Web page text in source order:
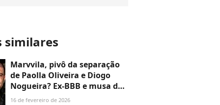
similares
Marvvila, pivô da separação
de Paolla Oliveira e Diogo
Nogueira? Ex-BBB e musa da
Portela no Carnaval 2026
16 de fevereiro de 2026